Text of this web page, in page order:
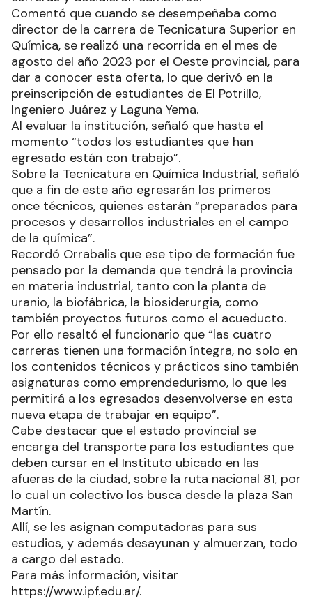
Comentó que cuando se desempeñaba como
director de la carrera de Tecnicatura Superior en
Química, se realizó una recorrida en el mes de
agosto del año 2023 por el Oeste provincial, para
dar a conocer esta oferta, lo que derivó en la
preinscripción de estudiantes de El Potrillo,
Ingeniero Juárez y Laguna Yema.
Al evaluar la institución, señaló que hasta el
momento “todos los estudiantes que han
egresado están con trabajo”.
Sobre la Tecnicatura en Química Industrial, señaló
que a fin de este año egresarán los primeros
once técnicos, quienes estarán “preparados para
procesos y desarrollos industriales en el campo
de la química”.
Recordó Orrabalis que ese tipo de formación fue
pensado por la demanda que tendrá la provincia
en materia industrial, tanto con la planta de
uranio, la biofábrica, la biosiderurgia, como
también proyectos futuros como el acueducto.
Por ello resaltó el funcionario que “las cuatro
carreras tienen una formación íntegra, no solo en
los contenidos técnicos y prácticos sino también
asignaturas como emprendedurismo, lo que les
permitirá a los egresados desenvolverse en esta
nueva etapa de trabajar en equipo”.
Cabe destacar que el estado provincial se
encarga del transporte para los estudiantes que
deben cursar en el Instituto ubicado en las
afueras de la ciudad, sobre la ruta nacional 81, por
lo cual un colectivo los busca desde la plaza San
Martín.
Allí, se les asignan computadoras para sus
estudios, y además desayunan y almuerzan, todo
a cargo del estado.
Para más información, visitar
https://www.ipf.edu.ar/.